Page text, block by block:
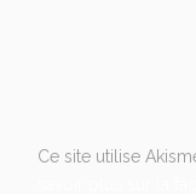
Ce site utilise